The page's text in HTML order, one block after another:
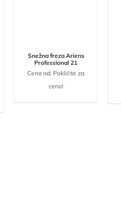
Snežna freza Ariens
Professional 21
Cena od: Pokličite za
ceno!